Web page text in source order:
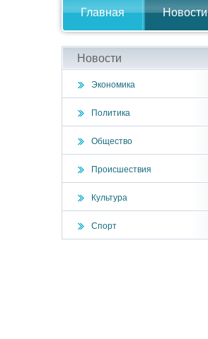
Главная Новости
Новости
Экономика
Политика
Общество
Происшествия
Культура
Спорт